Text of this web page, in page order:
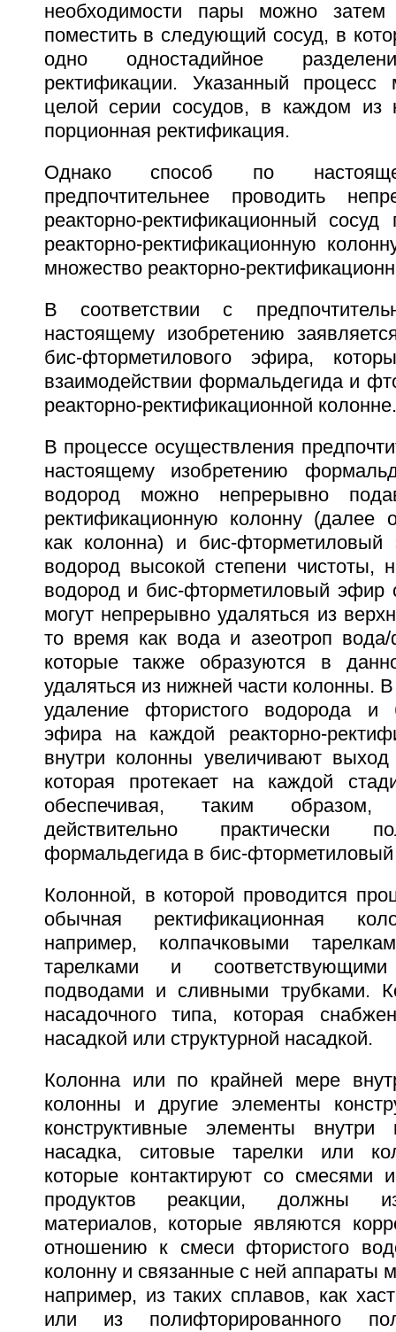
необходимости пары можно затем
поместить в следующий сосуд, в
одно одностадийное
ректификации. Указанный
целой серии сосудов, в каждом из
порционная ректификация.
Однако способ по
предпочтительнее проводить
реакторно-ректификационный сосуд
реакторно-ректификационную
множество реакторно-
В соответствии с
настоящему изобретению
бис-фторметилового эфира,
взаимодействии формальдегида и
реакторно-ректификационной колонне.
В процессе осуществления
настоящему изобретению
водород можно непрерывно
ректификационную колонну (далее
как колонна) и бис-
водород высокой степени чистоты,
водород и бис-фторметиловый эфир
могут непрерывно удаляться из
то время как вода и азеотроп
которые также образуются в
удаляться из нижней части колонны.
удаление фтористого водорода и
эфира на каждой реакторно-
внутри колонны увеличивают выход
которая протекает на каждой
обеспечивая, таким
действительно практически
формальдегида в бис-
Колонной, в которой проводится
обычная ректификационная
например, колпачковыми
тарелками и соответствующими
подводами и сливными трубками.
насадочного типа, которая
насадкой или структурной насадкой.
Колонна или по крайней мере
колонны и другие элементы
конструктивные элементы внутри
насадка, ситовые тарелки или
которые контактируют со смесями
продуктов реакции, должны
материалов, которые являются
отношению к смеси фтористого
колонну и связанные с ней аппараты
например, из таких сплавов, как
или из полифторированного